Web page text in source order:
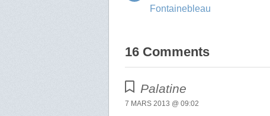
Fontainebleau
16 Comments
Palatine
7 MARS 2013 @ 09:02